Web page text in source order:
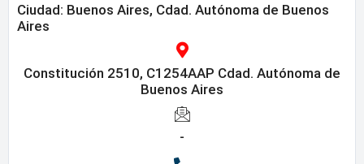
Ciudad: Buenos Aires, Cdad. Autónoma de Buenos
Aires
Constitución 2510, C1254AAP Cdad. Autónoma de
Buenos Aires
-